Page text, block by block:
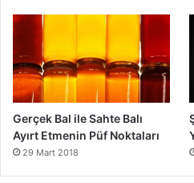
Gerçek Bal ile Sahte Balı
Ayırt Etmenin Püf Noktaları
29 Mart 2018